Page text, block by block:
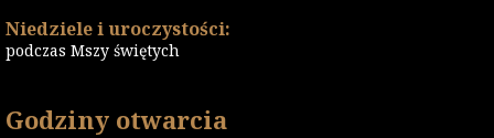
Niedziele i uroczystości:
podczas Mszy świętych
Godziny otwarcia